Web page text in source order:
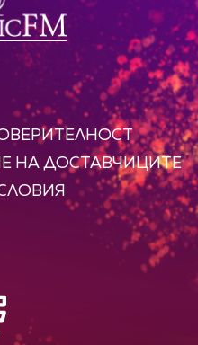
НА ДОСТАВЧИЦИТЕ